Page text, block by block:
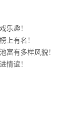
乐趣！
上有名！
富有多样风貌！
情谊！